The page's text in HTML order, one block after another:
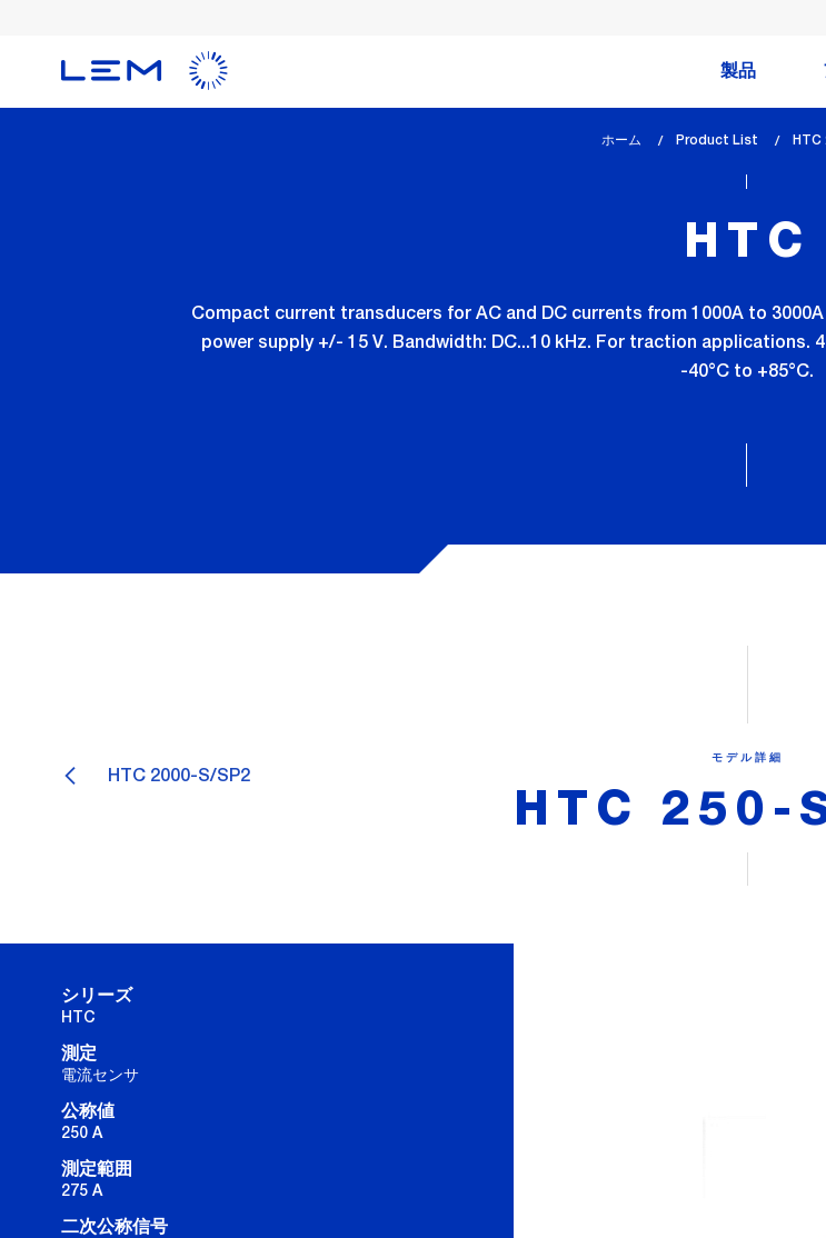
製品
ホーム Product List HTC
HTC
Compact current transducers for AC and DC currents from 1000A to
power supply +/- 15 V. Bandwidth: DC...10 kHz. For traction
-40°C to +85°C.
HTC 2000-S/SP2
モデル詳細
HTC 250-
シリーズ
HTC
測定
電流センサ
公称値
250 A
測定範囲
275 A
二次公称信号